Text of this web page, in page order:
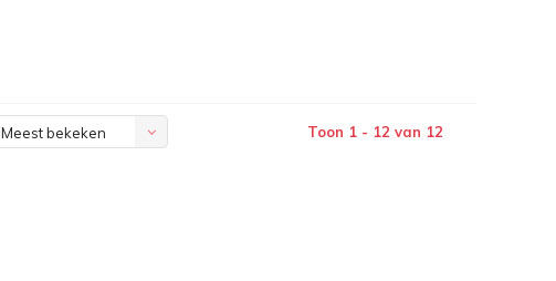
Meest bekeken Toon 1 - 12 van 12